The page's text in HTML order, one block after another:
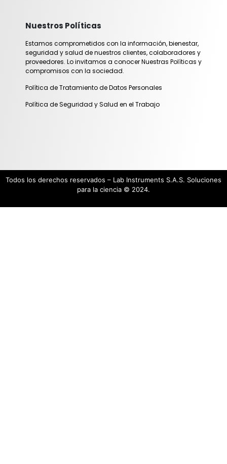
Nuestros Políticas
Estamos comprometidos con la información, bienestar,
seguridad y salud de nuestros clientes, colaboradores y
proveedores. Lo invitamos a conocer Nuestras Políticas y
compromisos con la sociedad.
Política de Tratamiento de Datos Personales
Política de Seguridad y Salud en el Trabajo
Todos los derechos reservados – Lab Instruments S.A.S. Soluciones
para la ciencia © 2024.